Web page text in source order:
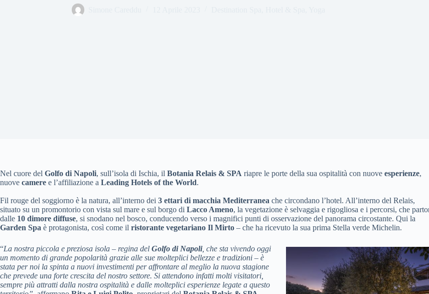
Nel cuore del Golfo di Napoli, sull’isola di Ischia, il Botania Relais & SPA riapre le porte della sua ospitalità con nuove esperienze,
nuove camere e l’affiliazione a Leading Hotels of the World.
Fil rouge del soggiorno è la natura, all’interno dei 3 ettari di macchia Mediterranea che circondano l’hotel. All’interno del Relais,
situato su un promontorio con vista sul mare e sul borgo di Lacco Ameno, la vegetazione è selvaggia e rigogliosa e i percorsi, che
dalle 10 dimore diffuse, si snodano nel bosco, conducendo verso i magnifici punti di osservazione del panorama circostante. Qui la
Garden Spa è protagonista, così come il ristorante vegetariano Il Mirto – che ha ricevuto la sua prima Stella verde Michelin.
“La nostra piccola e preziosa isola – regina del Golfo di Napoli, che sta vivendo oggi
un momento di grande popolarità grazie alle sue molteplici bellezze e tradizioni – è
stata per noi la spinta a nuovi investimenti per affrontare al meglio la nuova stagione
che prevede una forte crescita del nostro settore. Si attendono infatti molti visitatori,
sempre più attratti dalla nostra ospitalità e dalle molteplici esperienze legate a questo